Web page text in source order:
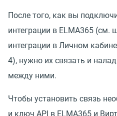
После того, как вы
интеграции в ELMA365 (см.
интеграции в Личном
4), нужно их связать и
между ними.
Чтобы установить связь
и ключ API в ELMA365 и